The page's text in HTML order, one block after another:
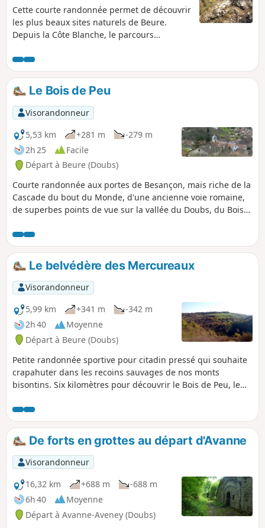
Cette courte randonnée permet de découvrir
les plus beaux sites naturels de Beure.
Depuis la Côte Blanche, le parcours
creusées dans la roche, longe les falaises et
offre de superbes panoramas sur la vallée
du Doubs. Il mène à la Baume Martin, à la
cascade du Bout du Monde, puis au cœur du
vieux village avec son lavoir et l'église Saint-
Hippolyte. Un itinéraire varié, sauvage et
patrimonial.
Le Bois de Peu
Visorandonneur
5,53 km
+281 m
-279 m
2h 25
Facile
Départ à Beure (Doubs)
Courte randonnée aux portes de Besançon, mais riche de la
Cascade du bout du Monde, d'une ancienne voie romaine,
de superbes points de vue sur la vallée du Doubs, du Bois
sauvages anfractuosités rocheuses qui entaillent les
falaises. Excusez-moi du peu !
Le belvédère des Mercureaux
Visorandonneur
5,99 km
+341 m
-342 m
2h 40
Moyenne
Départ à Beure (Doubs)
Petite randonnée sportive pour citadin pressé qui souhaite
crapahuter dans les recoins sauvages de nos monts
bisontins. Six kilomètres pour découvrir le Bois de Peu, le
l'ancienne voie romaine et de superbes corniches
surplombant la vallée du Doubs.
De forts en grottes au départ d'Avanne
Visorandonneur
16,32 km
+688 m
-688 m
6h 40
Moyenne
Départ à Avanne-Aveney (Doubs)